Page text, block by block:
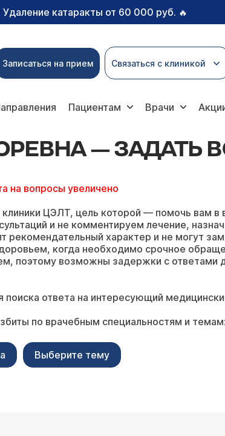
Удаление катаракты от 60 000 руб. 🔥
Записаться на прием Связаться с клиникой
Пациентам Врачи
— ЗАДАТЬ
на вопросы увеличено
ЦЭЛТ, цель которой — помочь вам в
и не комментируем лечение,
характер и не могут
когда необходимо срочное
поэтому возможны задержки с ответами
ответа на интересующий
по врачебным специальностям и темам:
Выберите тему